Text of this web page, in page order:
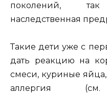
поколений,
наследственная
Такие дети уже с
дать реакцию на
смеси, куриные
аллергия